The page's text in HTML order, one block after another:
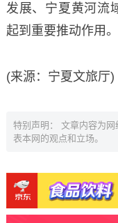
发展、宁夏黄河流
起到重要推动作用。
(来源：宁夏文旅厅)
特别声明： 文章内容为
表本网的观点和立场。